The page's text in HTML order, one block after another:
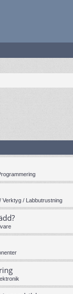
Verktyg / Labbutrustning